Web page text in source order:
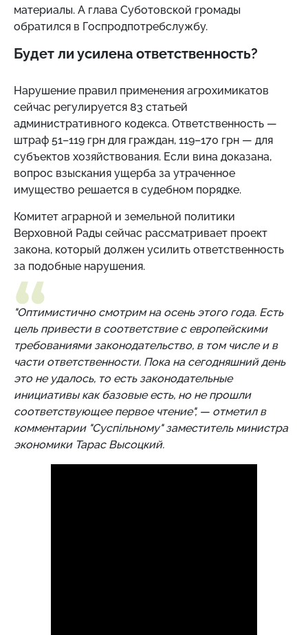
материалы. А глава Суботовской громады
обратился в Госпродпотребслужбу.
Будет ли усилена ответственность?
Нарушение правил применения агрохимикатов
сейчас регулируется 83 статьей
административного кодекса. Ответственность —
штраф 51–119 грн для граждан, 119–170 грн — для
субъектов хозяйствования. Если вина доказана,
вопрос взыскания ущерба за утраченное
имущество решается в судебном порядке.
Комитет аграрной и земельной политики
Верховной Рады сейчас рассматривает проект
закона, который должен усилить ответственность
за подобные нарушения.
"Оптимистично смотрим на осень этого года. Есть
цель привести в соответствие с европейскими
требованиями законодательство, в том числе и в
части ответственности. Пока на сегодняшний день
это не удалось, то есть законодательные
инициативы как базовые есть, но не прошли
соответствующее первое чтение", — отметил в
комментарии "Суспільному" заместитель министра
экономики Тарас Высоцкий.